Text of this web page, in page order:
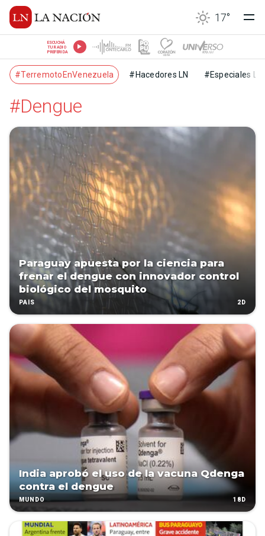
17°
ESCUCHÁ
TU RADIO
PREFERIDA
#TerremotoEnVenezuela #Hacedores LN #Especiales LN
#Dengue
Paraguay apuesta por la ciencia para
frenar el dengue con innovador control
biológico del mosquito
PAÍS 2D
India aprobó el uso de la vacuna Qdenga
contra el dengue
MUNDO 18D